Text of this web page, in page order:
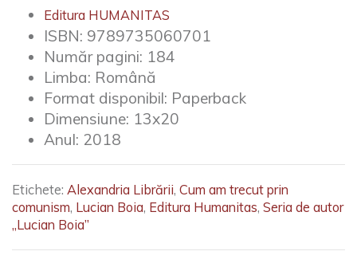
Editura HUMANITAS
ISBN: 9789735060701
Număr pagini: 184
Limba: Română
Format disponibil: Paperback
Dimensiune: 13x20
Anul: 2018
Etichete: Alexandria Librării, Cum am trecut prin
comunism, Lucian Boia, Editura Humanitas, Seria de autor
„Lucian Boia”